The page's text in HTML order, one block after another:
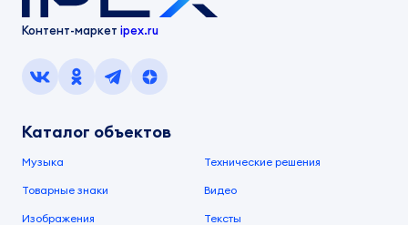
Контент-маркет ipex.ru
Каталог объектов
Музыка Технические решения
Товарные знаки Видео
Изображения Тексты